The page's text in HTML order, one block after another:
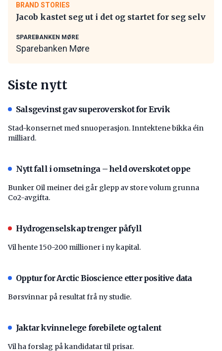
BRAND STORIES
Jacob kastet seg ut i det og startet for seg selv
SPAREBANKEN MØRE
Sparebanken Møre
Siste nytt
Salsgevinst gav superoverskot for Ervik
Stad-konsernet med snuoperasjon. Inntektene bikka éin
milliard.
Nytt fall i omsetninga – held overskotet oppe
Bunker Oil meiner dei går glepp av store volum grunna
Co2-avgifta.
Hydrogenselskap trenger påfyll
Vil hente 150-200 millioner i ny kapital.
Opptur for Arctic Bioscience etter positive data
Børsvinnar på resultat frå ny studie.
Jaktar kvinnelege førebilete og talent
Vil ha forslag på kandidatar til prisar.